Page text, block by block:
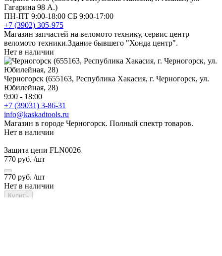
Гагарина 98 А.)
ПН-ПТ 9:00-18:00 СБ 9:00-17:00
+7 (3902) 305-975
Магазин запчастей на веломото технику, сервис центр
веломото техники.Здание бывшего "Хонда центр".
Нет в наличии
Черногорск (655163, Республика Хакасия, г. Черногорск, ул.
Юбилейная, 28)
9:00 - 18:00
+7 (39031) 3-86-31
info@kaskadtools.ru
Магазин в городе Черногорск. Полный спектр товаров.
Нет в наличии
Защита цепи FLN0026
770 руб. /шт
770 руб. /шт
Нет в наличии
Купить